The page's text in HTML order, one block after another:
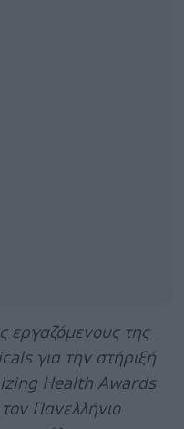
εργαζόμενους της
για την στήριξή
Health Awards
Πανελλήνιο